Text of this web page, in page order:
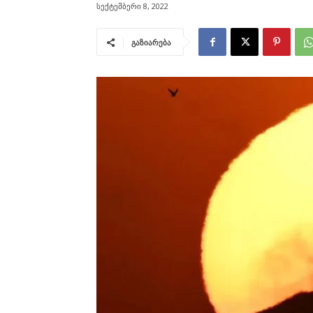
სექტემბერი 8, 2022
გაზიარება